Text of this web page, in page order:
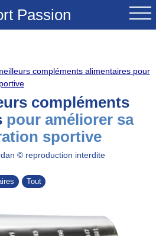
Passion
compléments alimentaires pour
compléments
pour améliorer sa
sportive
© reproduction interdite
Tout